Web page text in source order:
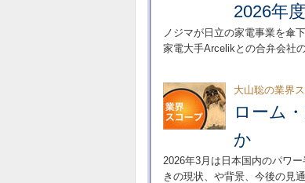
2026年
ノジマが日立の家電事業を傘
家電大手Arcelikとの合弁会社
大山聡の業界
ローム
か
2026年3月は日本国内のパワ
きの現状、や背景、今後の見